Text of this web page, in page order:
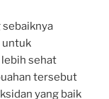
sebaiknya
untuk
sehat
tersebut
yang baik